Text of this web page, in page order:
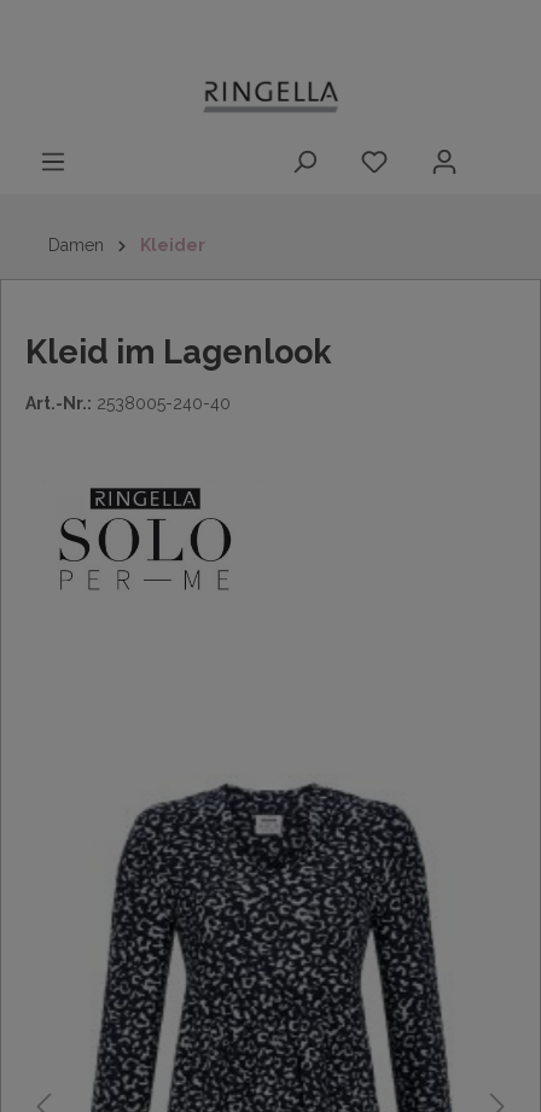
Damen Kleider
Kleid im Lagenlook
Art.-Nr.: 2538005-240-40